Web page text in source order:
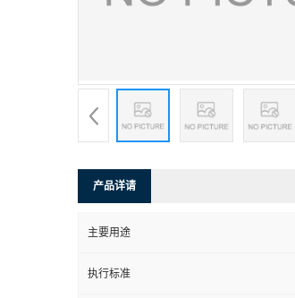
产品详请
主要用途
执行标准